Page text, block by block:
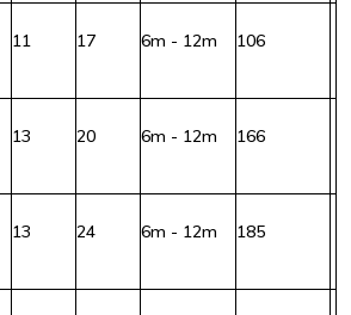
11 17 6m - 12m 106
13 20 6m - 12m 166
13 24 6m - 12m 185